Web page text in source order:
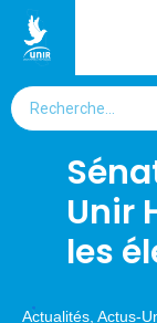
Unir
les
Actualités Actus-